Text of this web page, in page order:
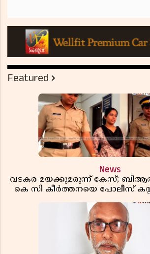
Featured
News
വടകര മയക്കുമരുന്ന് കേസ്;
കെ സി കീർത്തനയെ പോലീസ്